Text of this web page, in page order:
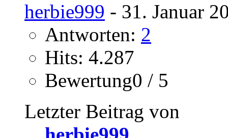
herbie999 - 31. Januar
Antworten: 2
Hits: 4.287
Bewertung0 / 5
Letzter Beitrag von